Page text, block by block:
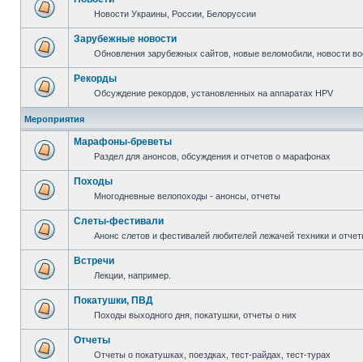
Новости Украины, России, Белоруссии
Зарубежные новости
Обновления зарубежных сайтов, новые веломобили, новости
Рекорды
Обсуждение рекордов, установленных на аппаратах HPV
Мероприятия
Марафоны-бреветы
Раздел для анонсов, обсуждения и отчетов о марафонах
Походы
Многодневные велопоходы - анонсы, отчеты
Слеты-фестивали
Анонс слетов и фестивалей любителей лежачей техники и
Встречи
Лекции, например.
Покатушки, ПВД
Походы выходного дня, покатушки, отчеты о них
Отчеты
Отчеты о покатушках, поездках, тест-райдах, тест-турах